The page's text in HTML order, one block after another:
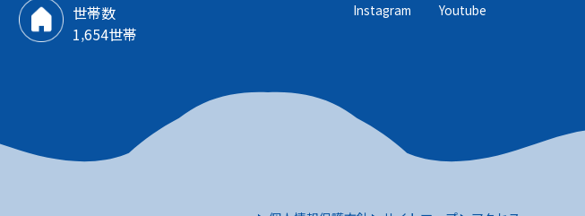
世帯数
1‚654世帯
Instagram Youtube